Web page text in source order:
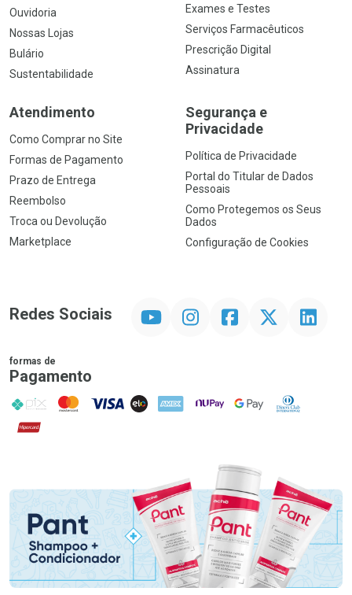
Ouvidoria
Nossas Lojas
Bulário
Sustentabilidade
Exames e Testes
Serviços Farmacêuticos
Prescrição Digital
Assinatura
Atendimento
Como Comprar no Site
Formas de Pagamento
Prazo de Entrega
Reembolso
Troca ou Devolução
Marketplace
Segurança e
Privacidade
Política de Privacidade
Portal do Titular de Dados
Pessoais
Como Protegemos os Seus
Dados
Configuração de Cookies
Redes Sociais InstagramFacebookTwitter Linkedin
formas de
Pagamento
PIX MasterCard
VISA ELO AMEX NuPay Google PayDiners Club
Hipercard
Promoção em Destaque